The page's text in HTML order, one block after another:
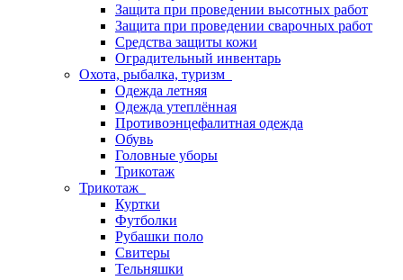
Защита при проведении высотных работ
Защита при проведении сварочных работ
Средства защиты кожи
Оградительный инвентарь
Охота, рыбалка, туризм
Одежда летняя
Одежда утеплённая
Противоэнцефалитная одежда
Обувь
Головные уборы
Трикотаж
Трикотаж
Куртки
Футболки
Рубашки поло
Свитеры
Тельняшки